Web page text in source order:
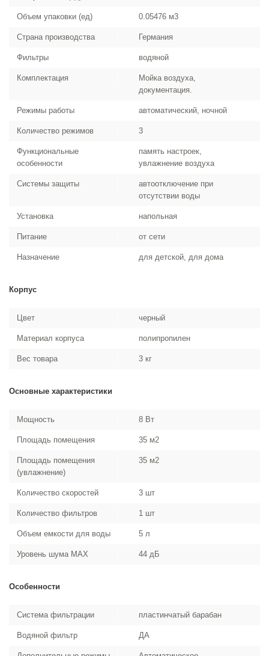
Объем упаковки (ед) 0.05476 м3
Страна производства Германия
Фильтры водяной
Комплектация
Мойка воздуха,
документация.
Режимы работы автоматический, ночной
Количество режимов 3
Функциональные
особенности
память настроек,
увлажнение воздуха
Системы защиты
автоотключение при
отсутствии воды
Установка напольная
Питание от сети
Назначение для детской, для дома
Корпус
Цвет черный
Материал корпуса полипропилен
Вес товара 3 кг
Основные характеристики
Мощность 8 Вт
Площадь помещения 35 м2
Площадь помещения
(увлажнение)
35 м2
Количество скоростей 3 шт
Количество фильтров 1 шт
Объем емкости для воды 5 л
Уровень шума MAX 44 дБ
Особенности
Система фильтрации пластинчатый барабан
Водяной фильтр ДА